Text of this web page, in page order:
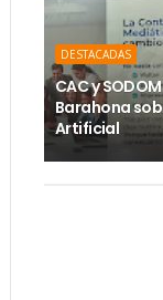
DESTACADAS
CAC y
Barahona
Artificial